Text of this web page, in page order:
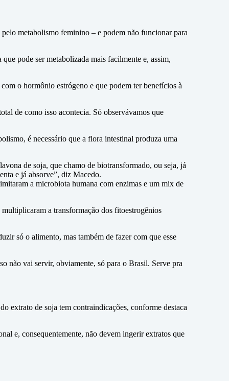
metabolismo feminino – e podem não funcionar para
pode ser metabolizada mais facilmente e, assim,
o hormônio estrógeno e que podem ter benefícios à
de como isso acontecia. Só observávamos que
é necessário que a flora intestinal produza uma
de soja, que chamo de biotransformado, ou seja, já
e já absorve”, diz Macedo.
a microbiota humana com enzimas e um mix de
a transformação dos fitoestrogênios
só o alimento, mas também de fazer com que esse
não vai servir, obviamente, só para o Brasil. Serve pra
extrato de soja tem contraindicações, conforme destaca
e, consequentemente, não devem ingerir extratos que